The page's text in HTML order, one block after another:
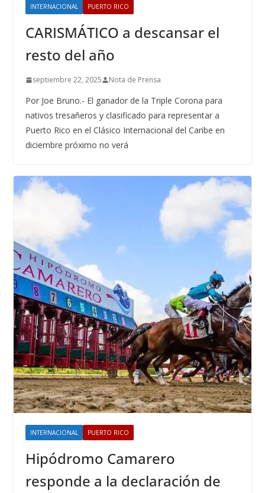
INTERNACIONAL PUERTO RICO
CARISMÁTICO a descansar el
resto del año
septiembre 22, 2025 Nota de Prensa
Por Joe Bruno.- El ganador de la Triple Corona para
nativos tresañeros y clasificado para representar a
Puerto Rico en el Clásico Internacional del Caribe en
diciembre próximo no verá
INTERNACIONAL PUERTO RICO
Hipódromo Camarero
responde a la declaración de